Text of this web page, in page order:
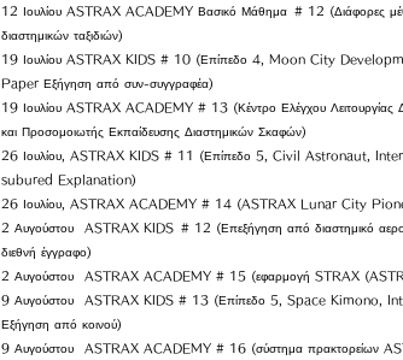
12 Ιουλίου ASTRAX ACADEMY Βασικό Μάθημα # 12 (Διάφορες
διαστημικών ταξιδιών)
19 Ιουλίου ASTRAX KIDS # 10 (Επίπεδο 4, Moon City
Paper Εξήγηση από συν-συγγραφέα)
19 Ιουλίου ASTRAX ACADEMY # 13 (Κέντρο Ελέγχου Λειτουργίας
και Προσομοιωτής Εκπαίδευσης Διαστημικών Σκαφών)
26 Ιουλίου, ASTRAX KIDS # 11 (Επίπεδο 5, Civil Astronaut,
subured Explanation)
26 Ιουλίου, ASTRAX ACADEMY # 14 (ASTRAX Lunar City
2 Αυγούστου
ASTRAX KIDS # 12 (Επεξήγηση από διαστημικό
διεθνή έγγραφο)
2 Αυγούστου
ASTRAX ACADEMY # 15 (εφαρμογή STRAX
9 Αυγούστου
ASTRAX KIDS # 13 (Επίπεδο 5, Space Kimono,
Εξήγηση από κοινού)
9 Αυγούστου
ASTRAX ACADEMY # 16 (σύστημα πρακτορείων